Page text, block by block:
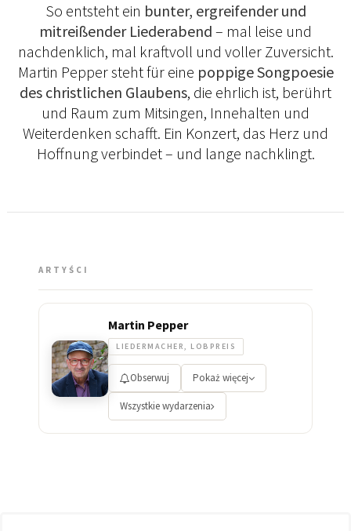
So entsteht ein bunter, ergreifender und
mitreißender Liederabend – mal leise und
nachdenklich, mal kraftvoll und voller Zuversicht.
Martin Pepper steht für eine poppige Songpoesie
des christlichen Glaubens, die ehrlich ist, berührt
und Raum zum Mitsingen, Innehalten und
Weiterdenken schafft. Ein Konzert, das Herz und
Hoffnung verbindet – und lange nachklingt.
ARTYŚCI
Martin Pepper
LIEDERMACHER, LOBPREIS
Obserwuj Pokaż więcej
Wszystkie wydarzenia